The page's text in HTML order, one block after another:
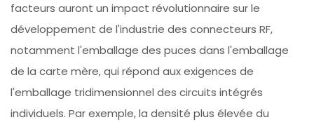
facteurs auront un impact révolutionnaire sur le
développement de l'industrie des connecteurs RF,
notamment l'emballage des puces dans l'emballage
de la carte mère, qui répond aux exigences de
l'emballage tridimensionnel des circuits intégrés
individuels. Par exemple, la densité plus élevée du